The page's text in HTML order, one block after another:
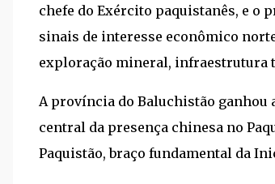
chefe do Exército paquistanês, e o
sinais de interesse econômico
exploração mineral, infraestrutura
A província do Baluchistão ganhou
central da presença chinesa no
Paquistão, braço fundamental da